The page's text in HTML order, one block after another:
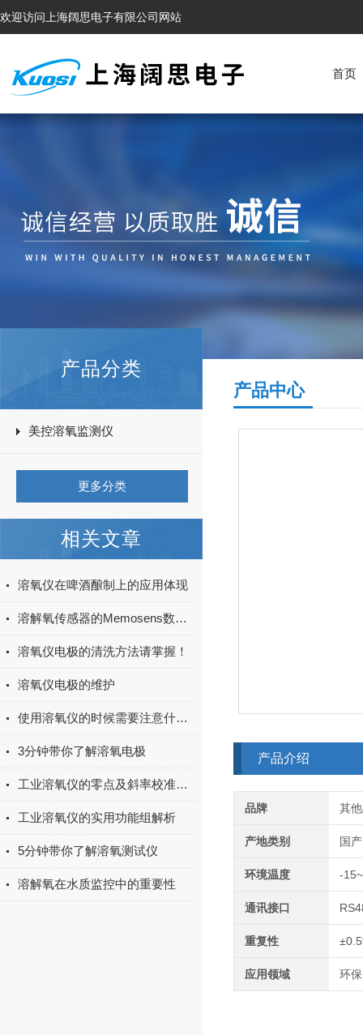
欢迎访问上海阔思电子有限公司网站
首页
产品分类
美控溶氧监测仪
更多分类
相关文章
溶氧仪在啤酒酿制上的应用体现
溶解氧传感器的Memosens数字式技术浅析
溶氧仪电极的清洗方法请掌握！
溶氧仪电极的维护
使用溶氧仪的时候需要注意什么？
3分钟带你了解溶氧电极
工业溶氧仪的零点及斜率校准方法说明
工业溶氧仪的实用功能组解析
5分钟带你了解溶氧测试仪
溶解氧在水质监控中的重要性
产品中心
产品介绍
品牌 其
产地类别 国产
环境温度 -
通讯接口
重复性
应用领域 环